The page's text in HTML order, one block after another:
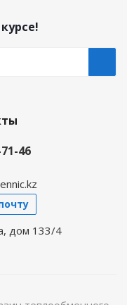
46
дом 133/4